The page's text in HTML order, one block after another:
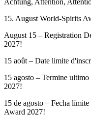
Achtung, Attention,
15. August World-Spirits
August 15 – Registration
2027!
15 août – Date limite
15 agosto – Termine
2027!
15 de agosto – Fecha
Award 2027!